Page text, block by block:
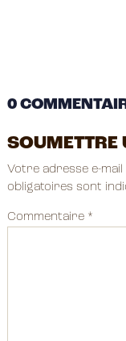
0
SOUMETTRE
Votre adresse e-
obligatoires sont
Commentaire *